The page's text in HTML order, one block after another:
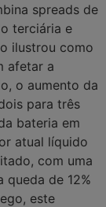
spreads de
terciária e
ilustrou como
afetar a
o aumento da
para três
bateria em
atual líquido
com uma
queda de 12%
este